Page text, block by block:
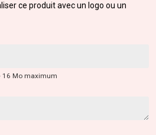
ce produit avec un logo ou un
16 Mo maximum